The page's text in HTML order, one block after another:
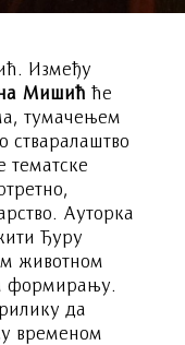
Између
Мишић ће
тумачењем
стваралаштво
тематске
Ауторка
Ђуру
животном
формирању.
да
временом